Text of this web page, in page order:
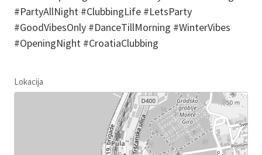
#PartyAllNight #ClubbingLife #LetsParty
#GoodVibesOnly #DanceTillMorning #WinterVibes
#OpeningNight #CroatiaClubbing
Lokacija